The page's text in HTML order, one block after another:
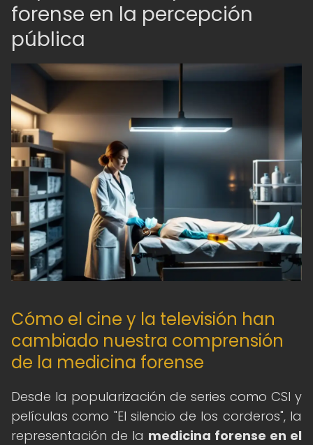
forense en la percepción
pública
Cómo el cine y la televisión han
cambiado nuestra comprensión
de la medicina forense
Desde la popularización de series como CSI y
películas como "El silencio de los corderos", la
representación de la medicina forense en el